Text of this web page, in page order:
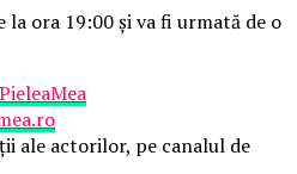
ora 19:00 și va fi urmată de o
ale actorilor, pe canalul de